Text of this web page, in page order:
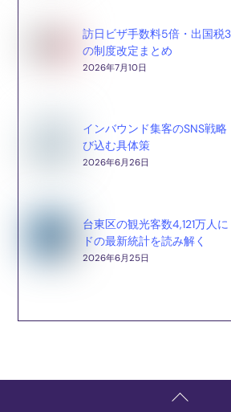
訪日ビザ手数料5倍・出国税
の制度改定まとめ
2026年7月10日
インバウンド集客のSNS戦
び込む具体策
2026年6月26日
台東区の観光客数4,121万人
ドの最新統計を読み解く
2026年6月25日
Back